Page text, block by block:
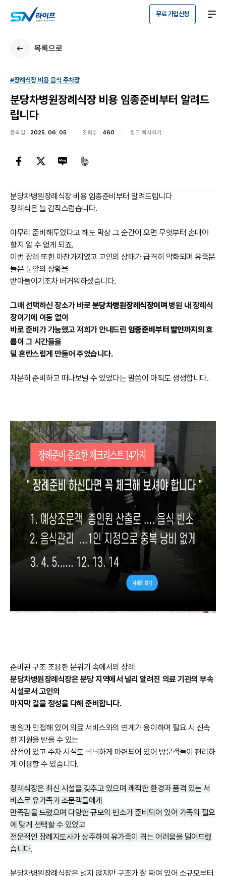
무료 가입신청
목록으로
#장례식장 비용 음식 주차장
분당차병원장례식장 비용 임종준비부터 알려드
립니다
등록일 2025. 06. 05 조회수 460 링크 복사하기
분당차병원장례식장 비용 임종준비부터 알려드립니다
장례식은 늘 갑작스럽습니다.
아무리 준비해두었다고 해도 막상 그 순간이 오면 무엇부터 손대야
할지 알 수 없게 되죠.
이번 장례 또한 마찬가지였고 고인의 상태가 급격히 악화되며 유족분
들은 눈앞의 상황을
받아들이기조차 버거워하셨습니다.
그때 선택하신 장소가 바로 분당차병원장례식장이며 병원 내 장례식
장이기에 이동 없이
바로 준비가 가능했고 저희가 안내드린 임종준비부터 발인까지의 흐
름이 그 시간들을
덜 혼란스럽게 만들어 주었습니다.
차분히 준비하고 떠나보낼 수 있었다는 말씀이 아직도 생생합니다.
준비된 구조 조용한 분위기 속에서의 장례
분당차병원장례식장은 분당 지역에서 널리 알려진 의료 기관의 부속
시설로서 고인의
마지막 길을 정성을 다해 준비합니다.
병원과 인접해 있어 의료 서비스와의 연계가 용이하며 필요 시 신속
한 지원을 받을 수 있는
장점이 있고 주차 시설도 넉넉하게 마련되어 있어 방문객들이 편리하
게 이용할 수 있습니다.
장례식장은 최신 시설을 갖추고 있으며 쾌적한 환경과 품격 있는 서
비스로 유가족과 조문객들에게
만족감을 드렸으며 다양한 규모의 빈소가 준비되어 있어 가족의 필요
에 맞게 선택할 수 있었고
전문적인 장례지도사가 상주하여 유가족이 겪는 어려움을 덜어드렸
습니다.
분당차병원장례식장은 넓지 않지만 구조가 잘 짜여 있어 소규모부터